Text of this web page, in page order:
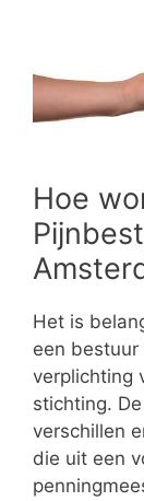
Hoe
Het is
een
verplichting
stichting.
verschillen
die uit een